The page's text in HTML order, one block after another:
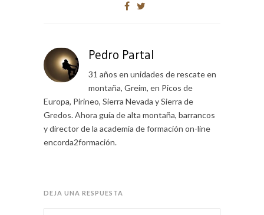
Pedro Partal
31 años en unidades de rescate en
montaña, Greim, en Picos de
Europa, Pirineo, Sierra Nevada y Sierra de
Gredos. Ahora guía de alta montaña, barrancos
y director de la academia de formación on-line
encorda2formación.
DEJA UNA RESPUESTA